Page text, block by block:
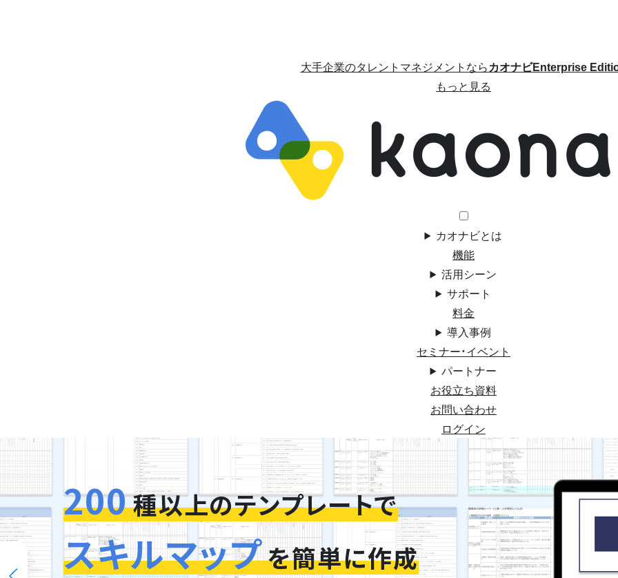
大手企業のタレントマネジメントならカオナビEnterprise
もっと見る
カオナビとは
機能
活用シーン
サポート
料金
導入事例
セミナー・イベント
パートナー
お役立ち資料
お問い合わせ
ログイン
200種以上のテンプレートで
スキルマップを簡単に作成